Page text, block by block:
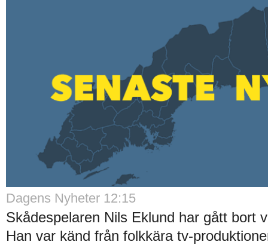
Dagens Nyheter 12:15
Skådespelaren Nils Eklund har gått bort
Han var känd från folkkära tv-